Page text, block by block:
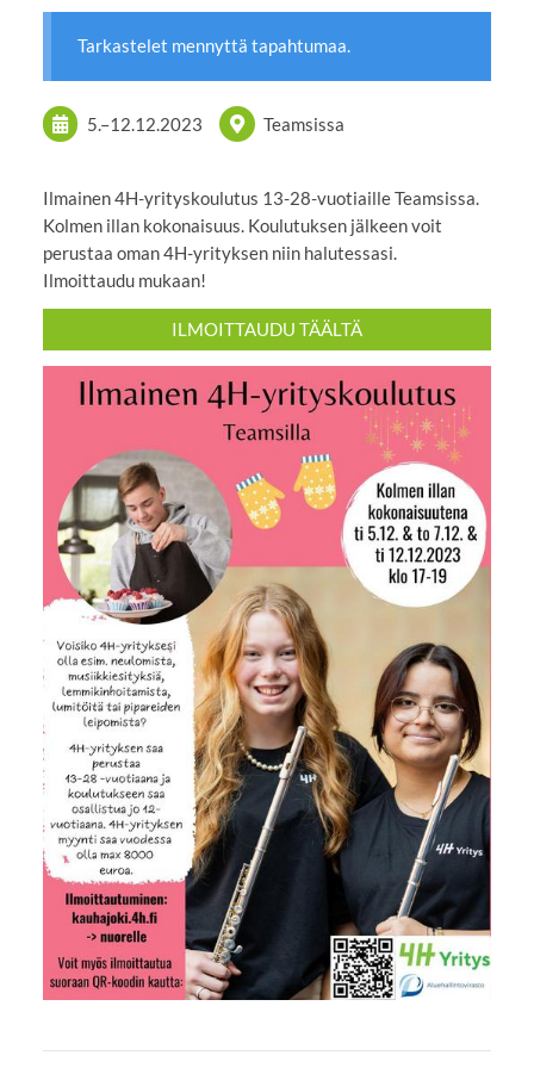
Tarkastelet mennyttä tapahtumaa.
5.–12.12.2023 Teamsissa
Ilmainen 4H-yrityskoulutus 13-28-vuotiaille Teamsissa.
Kolmen illan kokonaisuus. Koulutuksen jälkeen voit
perustaa oman 4H-yrityksen niin halutessasi.
Ilmoittaudu mukaan!
ILMOITTAUDU TÄÄLTÄ